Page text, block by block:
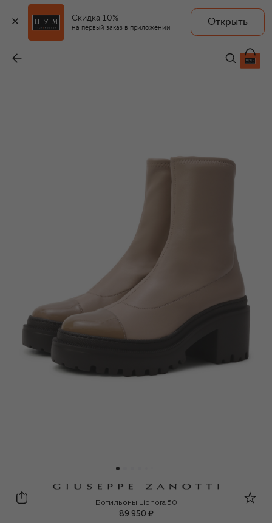
Скидка 10%
на первый заказ в приложении
Открыть
89 950 ₽
Giuseppe Zanotti Design
Ботильоны Lionora 50
89 950 ₽